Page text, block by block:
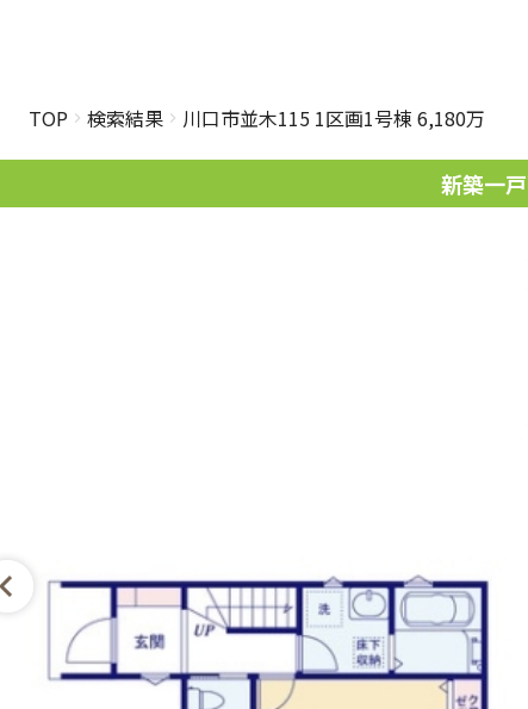
TOP 検索結果 川口市並木115 1区画1号棟 6,180万
新築一